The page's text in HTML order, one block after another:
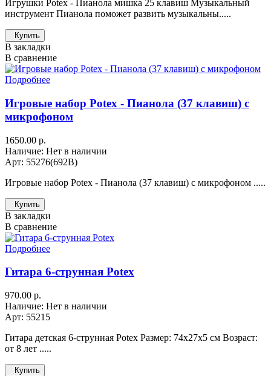
Игрушки Potex - Пианола мишка 25 клавиш Музыкальный
инструмент Пианола поможет развить музыкальны.....
Купить
В закладки
В сравнение
Подробнее
Игровые набор Potex - Пианола (37 клавиш) с
микрофоном
1650.00 р.
Наличие: Нет в наличии
Арт: 55276(692B)
Игровые набор Potex - Пианола (37 клавиш) с микрофоном .....
Купить
В закладки
В сравнение
Подробнее
Гитара 6-струнная Potex
970.00 р.
Наличие: Нет в наличии
Арт: 55215
Гитара детская 6-струнная Potex Размер: 74x27x5 см Возраст:
от 8 лет .....
Купить